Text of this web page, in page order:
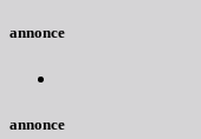
annonce
annonce